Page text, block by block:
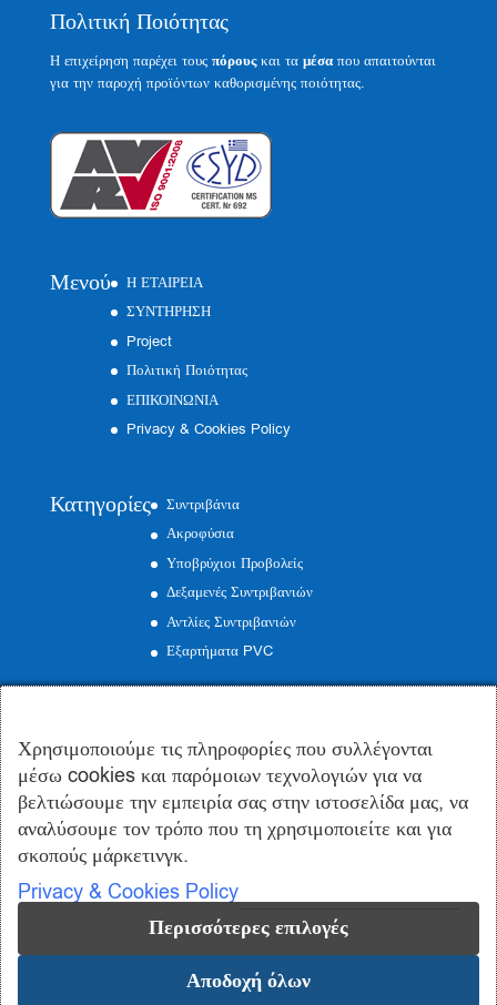
Πολιτική Ποιότητας
Η επιχείρηση παρέχει τους πόρουςκαι τα μέσαπου απαιτούνται
για την παροχή προϊόντων καθορισμένης ποιότητας.
Μενού
Η ΕΤΑΙΡΕΙΑ
ΣΥΝΤΗΡΗΣΗ
Project
Πολιτική Ποιότητας
ΕΠΙΚΟΙΝΩΝΙΑ
Privacy & Cookies Policy
Κατηγορίες
Συντριβάνια
Ακροφύσια
Υποβρύχιοι Προβολείς
Δεξαμενές Συντριβανιών
Αντλίες Συντριβανιών
Εξαρτήματα PVC
Γραφείo: Εμμανουήλ Ροΐδη 19, Περιστέρι
Εργοστάσιο:Οινόφυτα Βοιωτίας
Τηλέφωνο: 210 57 50 185
Email:info@syntrivania.gr
Χρησιμοποιούμε τις πληροφορίες που συλλέγονται
μέσω cookies και παρόμοιων τεχνολογιών για να
βελτιώσουμε την εμπειρία σας στην ιστοσελίδα μας, να
αναλύσουμε τον τρόπο που τη χρησιμοποιείτε και για
σκοπούς μάρκετινγκ.
Privacy & Cookies Policy
Περισσότερες επιλογές
Αποδοχή όλων